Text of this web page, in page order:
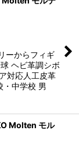
ーからフィギ
ヘビ革調シボ
対応人工皮革
・中学校 男
Molten モル